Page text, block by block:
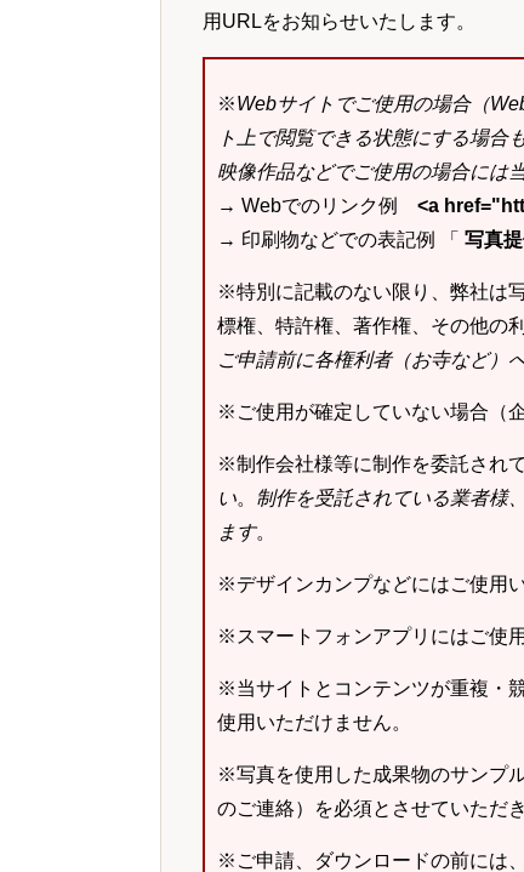
用URLをお知らせいたします。
※Webサイトでご使用の場合（
ト上で閲覧できる状態にする場合
映像作品などでご使用の場合には
→ Webでのリンク例 <a
→ 印刷物などでの表記例 「 写真
※特別に記載のない限り、弊社は
標権、特許権、著作権、その他の
ご申請前に各権利者（お寺など）
※ご使用が確定していない場合（
※制作会社様等に制作を委託され
い。 制作を受託されている業者様
ます。
※デザインカンプなどにはご使用
※スマートフォンアプリにはご使
※当サイトとコンテンツが重複・
使用いただけません。
※写真を使用した成果物のサンプ
のご連絡）を必須とさせていただき
※ご申請、ダウンロードの前には